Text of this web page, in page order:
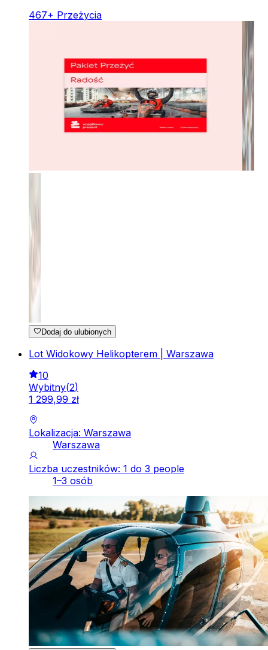
467+ Przeżycia
Dodaj do ulubionych
Lot Widokowy Helikopterem | Warszawa
10
Wybitny(2)
1 299,99 zł
Lokalizacja: Warszawa
Warszawa
Liczba uczestników: 1 do 3 people
1–3 osób